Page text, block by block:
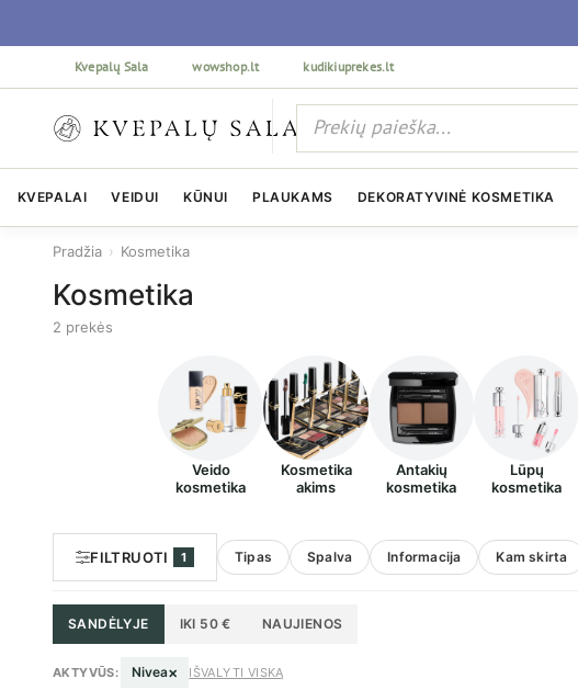
Kvepalų Sala wowshop.lt kudikiuprekes.lt
KVEPALAI VEIDUI KŪNUI PLAUKAMS DEKORATYVINĖ KOSMETIKA
Pradžia › Kosmetika
Kosmetika
2 prekės
Veido
kosmetika
Kosmetika
akims
Antakių
kosmetika
Lūpų
kosmetika
FILTRUOTI 1 Tipas Spalva Informacija Kam skirta
SANDĖLYJE IKI 50 € NAUJIENOS
AKTYVŪS: Nivea× IŠVALYTI VISKĄ